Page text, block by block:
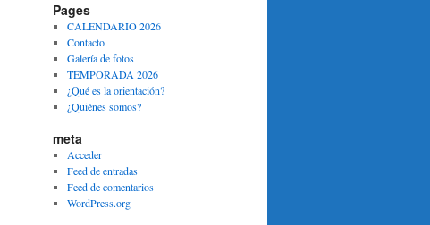
Pages
CALENDARIO 2026
Contacto
Galería de fotos
TEMPORADA 2026
¿Qué es la orientación?
¿Quiénes somos?
meta
Acceder
Feed de entradas
Feed de comentarios
WordPress.org